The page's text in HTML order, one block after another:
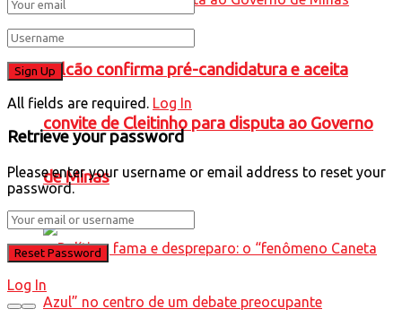
Falcão confirma pré-candidatura e aceita
convite de Cleitinho para disputa ao Governo
de Minas
All fields are required. Log In
Retrieve your password
Please enter your username or email address to reset your
password.
Log In